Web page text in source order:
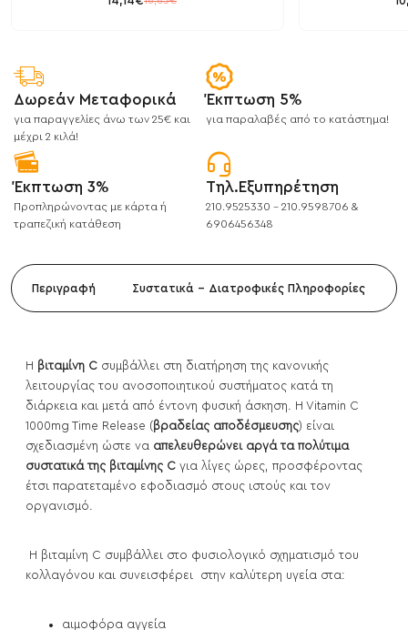
Δωρεάν Μεταφορικά
για παραγγελίες άνω των 25€ και
μέχρι 2 κιλά!
Έκπτωση 5%
για παραλαβές από το κατάστημα!
Έκπτωση 3%
Προπληρώνοντας με κάρτα ή
τραπεζική κατάθεση
Τηλ.Εξυπηρέτηση
210.9525330 - 210.9598706 &
6906456348
Περιγραφή Συστατικά - Διατροφικές Πληροφορίες
Η βιταμίνη C συμβάλλει στη διατήρηση της κανονικής
λειτουργίας του ανοσοποιητικού συστήματος κατά τη
διάρκεια και μετά από έντονη φυσική άσκηση. H Vitamin C
1000mg Time Release ( βραδείας αποδέσμευσης) είναι
σχεδιασμένη ώστε να απελευθερώνει αργά τα πολύτιμα
συστατικά της βιταμίνης C για λίγες ώρες, προσφέροντας
έτσι παρατεταμένο εφοδιασμό στους ιστούς και τον
οργανισμό.
Η βιταμίνη C συμβάλλει στο φυσιολογικό σχηματισμό του
κολλαγόνου και συνεισφέρει στην καλύτερη υγεία στα:
αιμοφόρα αγγεία